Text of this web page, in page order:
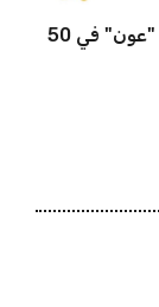
50 عملية ناجحة للمياه البيضاء ضمن مشروع "عون" في